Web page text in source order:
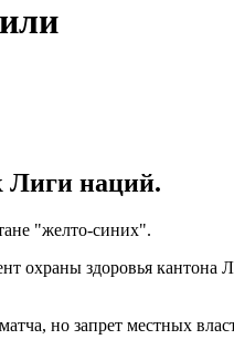
Лиги наций.
"желто-синих".
охраны здоровья
но запрет местных